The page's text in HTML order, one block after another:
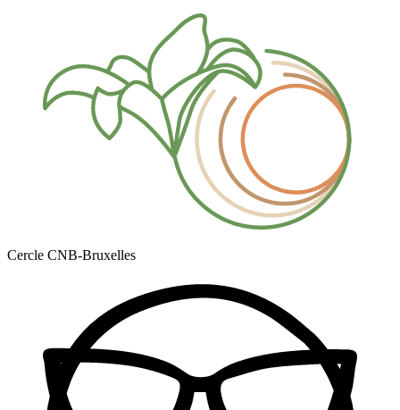
Cercle CNB-Bruxelles